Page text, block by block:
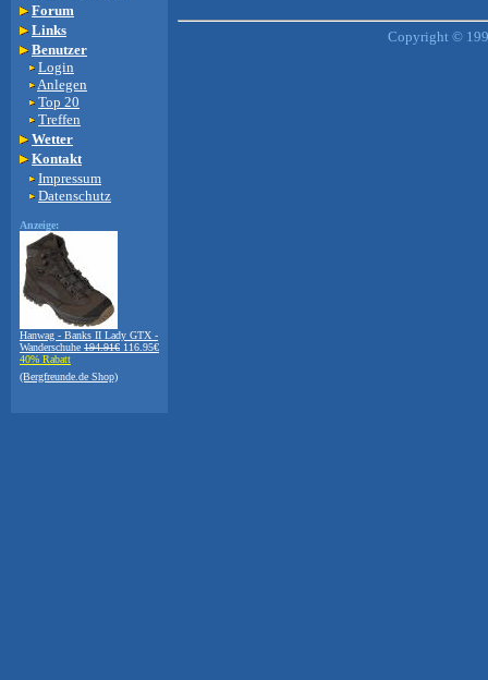
Forum
Links
Benutzer
Login
Anlegen
Top 20
Treffen
Wetter
Kontakt
Impressum
Datenschutz
Anzeige:
Hanwag - Banks II Lady GTX -
Wanderschuhe 194.91€ 116.95€
40% Rabatt
(Bergfreunde.de Shop)
Copyright ©